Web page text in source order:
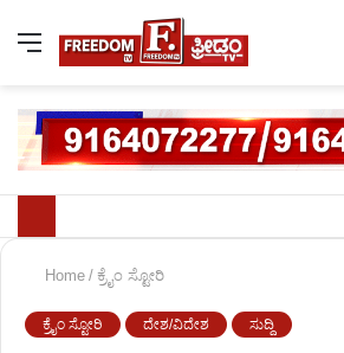
Home / ಕ್ರೈಂ ಸ್ಟೋರಿ
ಕ್ರೈಂ ಸ್ಟೋರಿ ದೇಶ/ವಿದೇಶ ಸುದ್ದಿ